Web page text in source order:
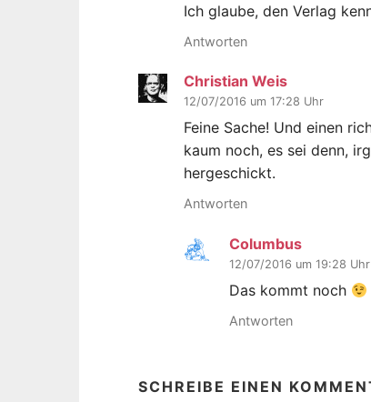
Ich glaube, den Verlag
Antworten
Christian Weis
12/07/2016 um 17:28 Uhr
Feine Sache! Und einen
kaum noch, es sei denn,
hergeschickt.
Antworten
Columbus
12/07/2016 um 19:28 Uhr
Das kommt noch
Antworten
SCHREIBE EINEN